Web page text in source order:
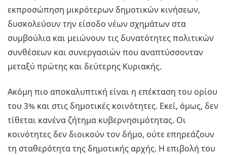
εκπροσώπηση μικρότερων δημοτικών κινήσεων,
δυσκολεύουν την είσοδο νέων σχημάτων στα
συμβούλια και μειώνουν τις δυνατότητες πολιτικών
συνθέσεων και συνεργασιών που αναπτύσσονταν
μεταξύ πρώτης και δεύτερης Κυριακής.
Ακόμη πιο αποκαλυπτική είναι η επέκταση του ορίου
του 3% και στις δημοτικές κοινότητες. Εκεί, όμως, δεν
τίθεται κανένα ζήτημα κυβερνησιμότητας. Οι
κοινότητες δεν διοικούν τον δήμο, ούτε επηρεάζουν
τη σταθερότητα της δημοτικής αρχής. Η επιβολή του